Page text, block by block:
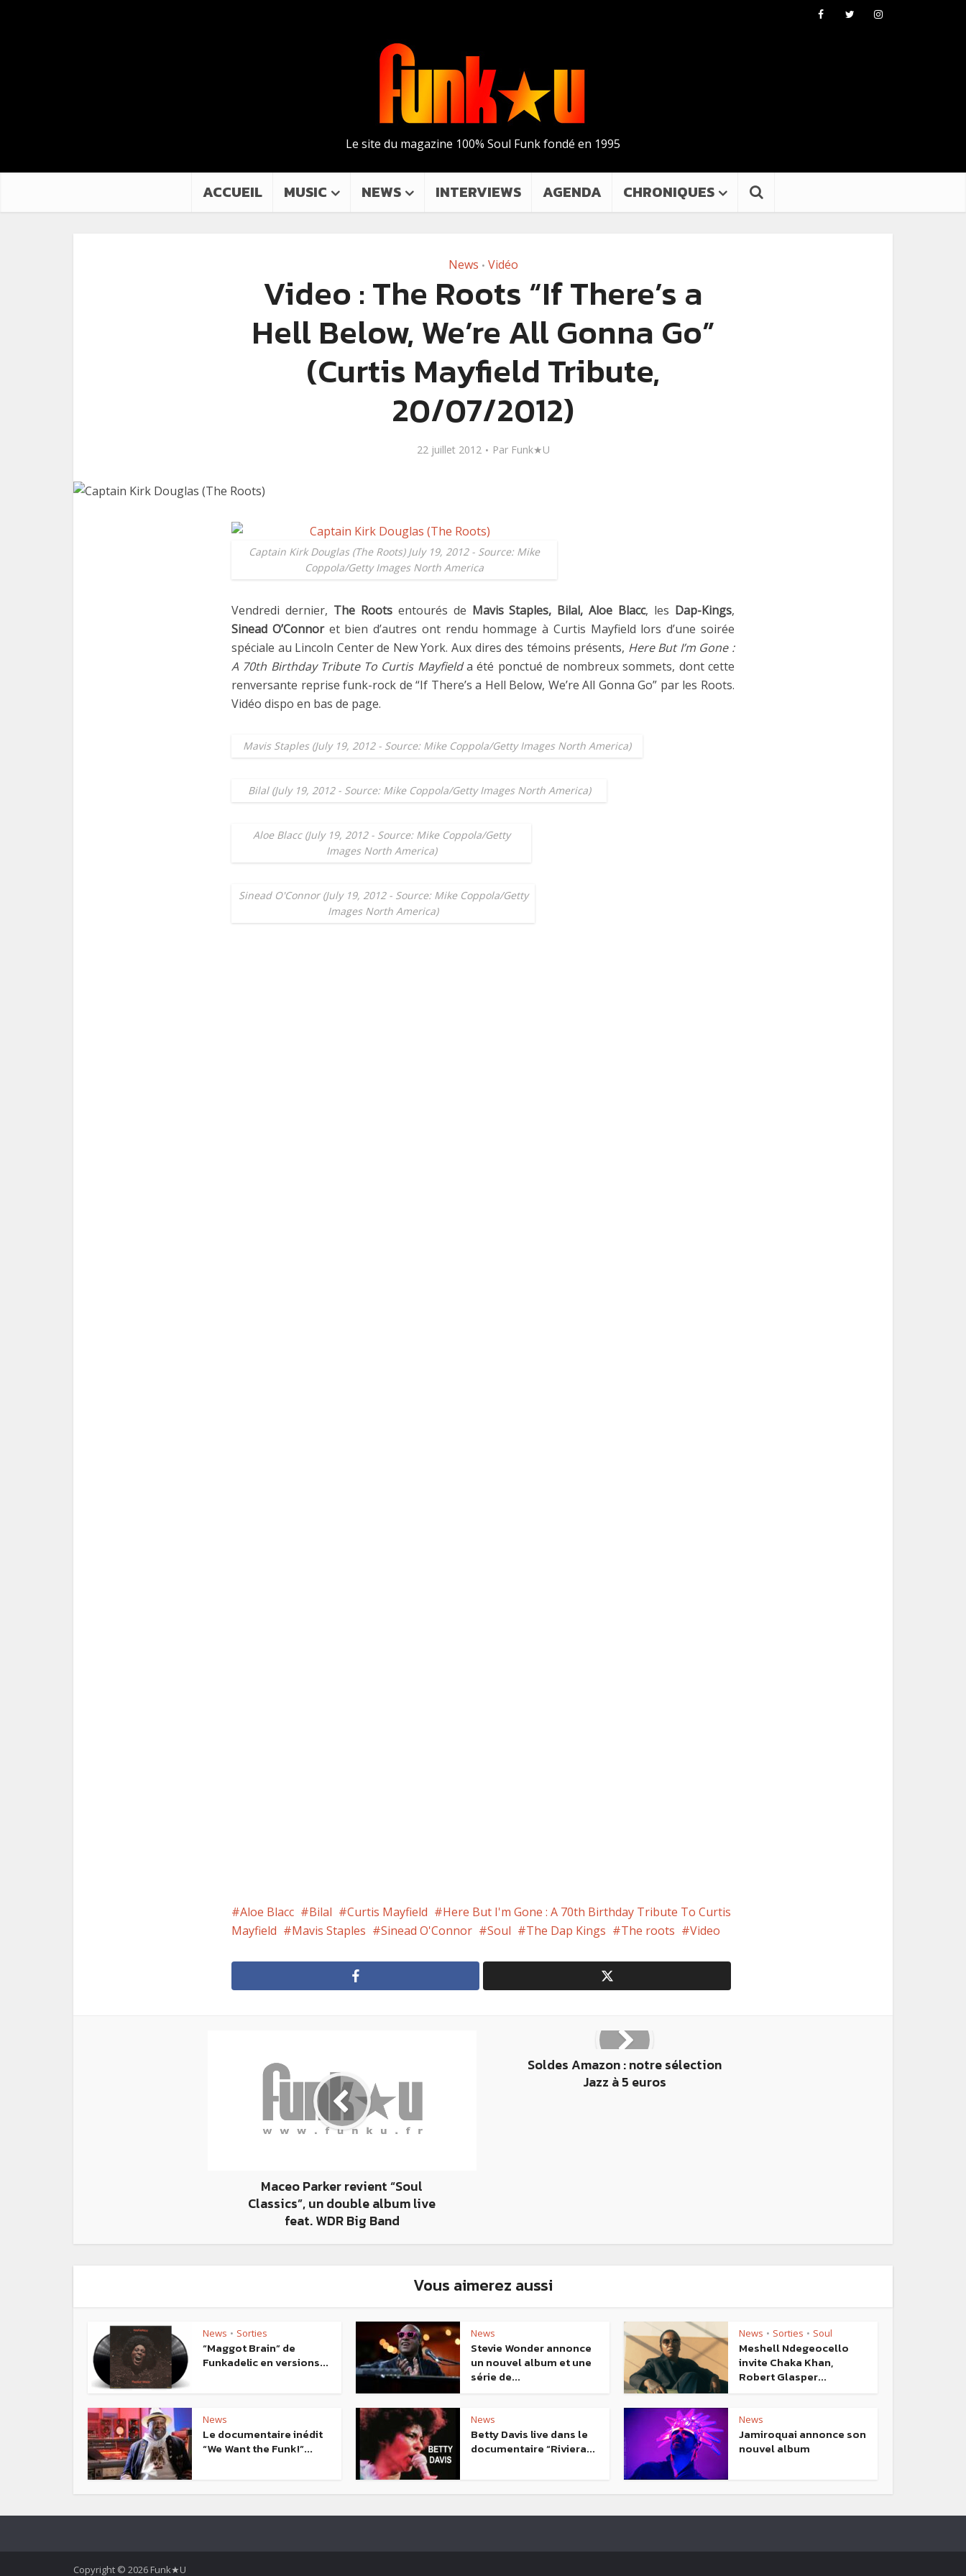
Le site du magazine 100% Soul Funk fondé en 1995
ACCUEIL MUSIC NEWS INTERVIEWS AGENDA CHRONIQUES
News • Vidéo
Video : The Roots “If There’s a
Hell Below, We’re All Gonna Go”
(Curtis Mayfield Tribute,
20/07/2012)
22 juillet 2012 Par Funk★U
Captain Kirk Douglas (The Roots) July 19, 2012 - Source: Mike
Coppola/Getty Images North America
Vendredi dernier, The Rootsentourés de Mavis Staples, Bilal, Aloe Blacc, les Dap-Kings,
Sinead O’Connoret bien d’autres ont rendu hommage à Curtis Mayfield lors d’une soirée
spéciale au Lincoln Center de New York. Aux dires des témoins présents, Here But I’m Gone :
A 70th Birthday Tribute To Curtis Mayfielda été ponctué de nombreux sommets, dont cette
renversante reprise funk-rock de “If There’s a Hell Below, We’re All Gonna Go” par les Roots.
Vidéo dispo en bas de page.
Mavis Staples (July 19, 2012 - Source: Mike Coppola/Getty Images North America)
Bilal (July 19, 2012 - Source: Mike Coppola/Getty Images North America)
Aloe Blacc (July 19, 2012 - Source: Mike Coppola/Getty
Images North America)
Sinead O'Connor (July 19, 2012 - Source: Mike Coppola/Getty
Images North America)
Aloe Blacc Bilal Curtis Mayfield
Here But I'm Gone : A 70th Birthday Tribute To Curtis
Mayfield
Mavis Staples Sinead O'Connor Soul The Dap Kings The roots Video
Maceo Parker revient “Soul
Classics”, un double album live
feat. WDR Big Band
Soldes Amazon : notre sélection
Jazz à 5 euros
Vous aimerez aussi
News • Sorties
“Maggot Brain” de
Funkadelic en versions...
News
Stevie Wonder annonce
un nouvel album et une
série de...
News • Sorties • Soul
Meshell Ndegeocello
invite Chaka Khan,
Robert Glasper...
News
Le documentaire inédit
“We Want the Funk!”...
News
Betty Davis live dans le
documentaire “Riviera...
News
Jamiroquai annonce son
nouvel album
Copyright © 2026 Funk★U